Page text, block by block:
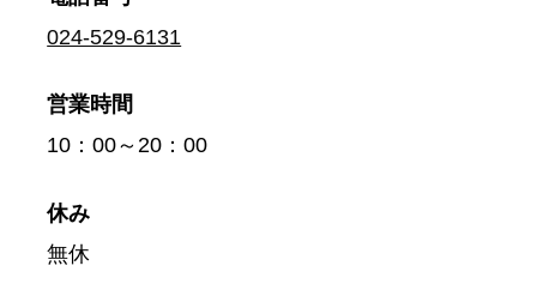
024-529-6131
営業時間
10：00～20：00
休み
無休